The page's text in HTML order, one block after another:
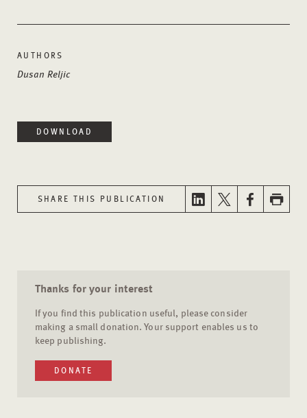
AUTHORS
Dusan Reljic
DOWNLOAD
SHARE THIS PUBLICATION
Thanks for your interest
If you find this publication useful, please consider
making a small donation. Your support enables us to
keep publishing.
DONATE